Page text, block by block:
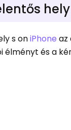
s oniPhone az
élményt és a